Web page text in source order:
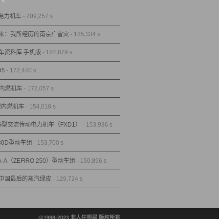
力机车 - 209,257 s
：我所经历的南京广雪灾 - 185,334 s
资料库 手机版 - 184,879 s
- 172,440 s
燃机车 - 172,057 s
燃机车 - 154,018 s
交流传动电力机车（FXD1） - 153,936 s
型动车组 - 153,700 s
A（ZEFIRO 250）型动车组 - 150,896 s
国最后的蒸汽绿皮 - 129,724 s
@1998-2023 非人狂想屋 版权所有